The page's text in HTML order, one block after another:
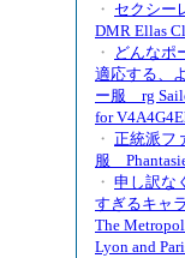
・ セクシー
DMR Ellas
・
どんなポ
適応する、
ー服 rg
for
・ 正統派フ
服
・ 申し訳な
すぎるキャ
The
Lyon and